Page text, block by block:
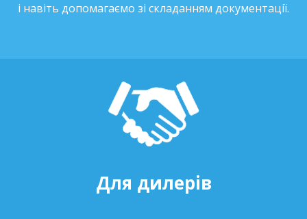
і навіть допомагаємо зі складанням документації.
Для дилерів